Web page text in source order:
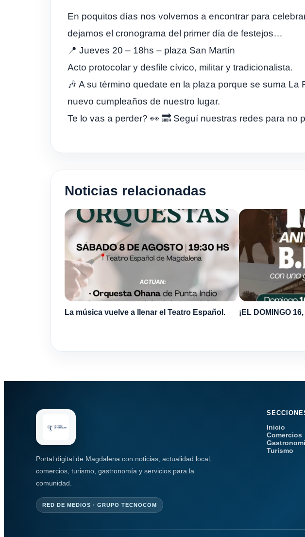
En poquitos días nos volvemos a encontrar para
dejamos el cronograma del primer día de festejos…
📍 Jueves 20 – 18hs – plaza San Martín
Acto protocolar y desfile cívico, militar y tradicionalista.
🎶 A su término quedate en la plaza porque se suma
nuevo cumpleaños de nuestro lugar.
Te lo vas a perder? 👀 🔜 Seguí nuestras redes para
Noticias relacionadas
La música vuelve a llenar el Teatro Español. ¡EL DOMINGO
Portal digital de Magdalena con noticias, actualidad local,
comercios, turismo, gastronomía y servicios para la
comunidad.
RED DE MEDIOS · GRUPO TECNOCOM
Inicio
Comercios
Turismo